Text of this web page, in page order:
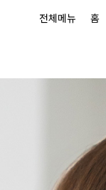
전체메뉴 홈